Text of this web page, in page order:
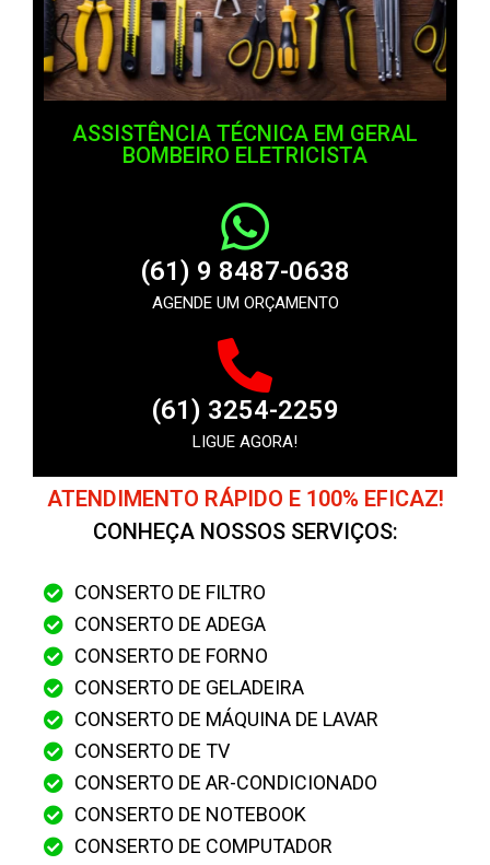
ASSISTÊNCIA TÉCNICA EM GERAL
BOMBEIRO ELETRICISTA
(61) 9 8487-0638
AGENDE UM ORÇAMENTO
(61) 3254-2259
LIGUE AGORA!
ATENDIMENTO RÁPIDO E 100% EFICAZ!
CONHEÇA NOSSOS SERVIÇOS:
CONSERTO DE FILTRO
CONSERTO DE ADEGA
CONSERTO DE FORNO
CONSERTO DE GELADEIRA
CONSERTO DE MÁQUINA DE LAVAR
CONSERTO DE TV
CONSERTO DE AR-CONDICIONADO
CONSERTO DE NOTEBOOK
CONSERTO DE COMPUTADOR